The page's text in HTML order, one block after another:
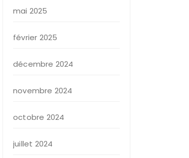
mai 2025
février 2025
décembre 2024
novembre 2024
octobre 2024
juillet 2024